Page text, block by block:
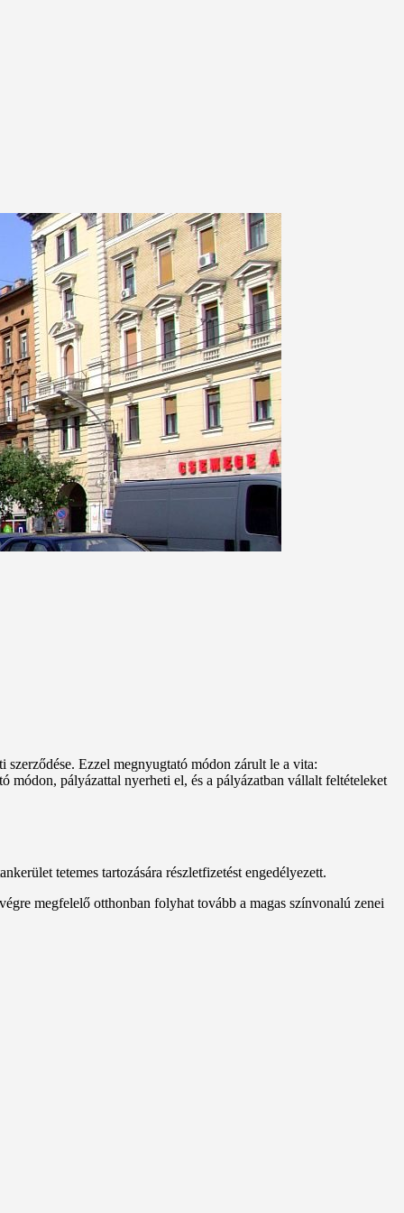
Ezzel megnyugtató módon zárult le a vita:
módon, pályázattal nyerheti el, és a pályázatban vállalt feltételeket
tetemes tartozására részletfizetést engedélyezett.
megfelelő otthonban folyhat tovább a magas színvonalú zenei